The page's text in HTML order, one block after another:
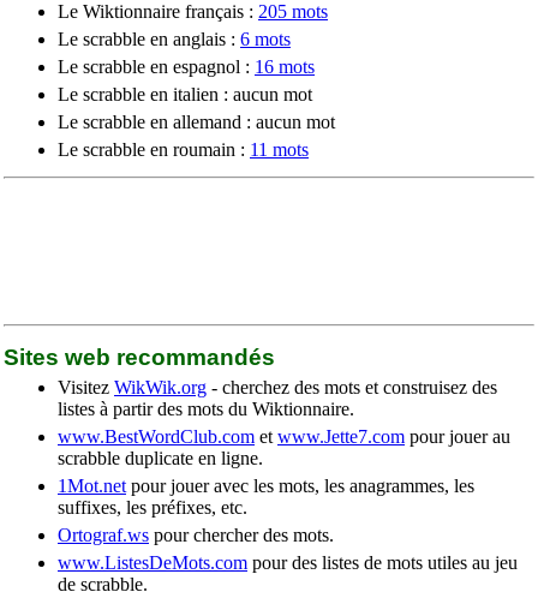
Le Wiktionnaire français : 205 mots
Le scrabble en anglais : 6 mots
Le scrabble en espagnol : 16 mots
Le scrabble en italien : aucun mot
Le scrabble en allemand : aucun mot
Le scrabble en roumain : 11 mots
Sites web recommandés
Visitez WikWik.org - cherchez des mots et construisez des
listes à partir des mots du Wiktionnaire.
www.BestWordClub.com et www.Jette7.com pour jouer au
scrabble duplicate en ligne.
1Mot.net pour jouer avec les mots, les anagrammes, les
suffixes, les préfixes, etc.
Ortograf.ws pour chercher des mots.
www.ListesDeMots.com pour des listes de mots utiles au jeu
de scrabble.